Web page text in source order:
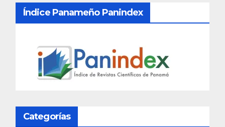
Índice Panameño Panindex
Categorías